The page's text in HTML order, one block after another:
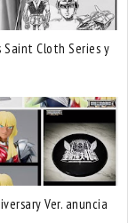
Saint Cloth Series y
Ver. anuncia